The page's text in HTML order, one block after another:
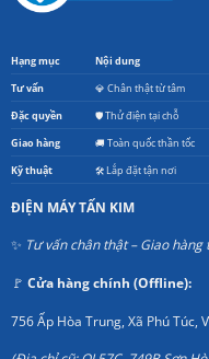
Hạng mục Nội dung
Tư vấn 💎 Chân thật từ tâm
Đặc quyền 🛡️ Thử điện tại chỗ
Giao hàng 🚚 Toàn quốc thần tốc
Kỹ thuật 🛠️ Lắp đặt tận nơi
ĐIỆN MÁY TẤN KIM
✨ Tư vấn chân thật – Giao
🚩 Cửa hàng chính (Offline):
756 Ấp Hòa Trung, Xã Phú Túc,